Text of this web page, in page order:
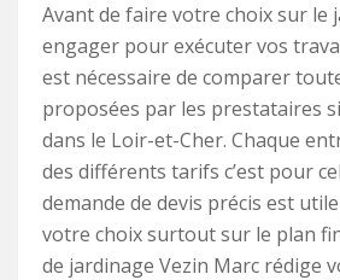
Avant de faire votre choix sur le
engager pour exécuter vos
est nécessaire de comparer
proposées par les prestataires
dans le Loir-et-Cher. Chaque
des différents tarifs c’est pour
demande de devis précis est
votre choix surtout sur le plan
de jardinage Vezin Marc rédige